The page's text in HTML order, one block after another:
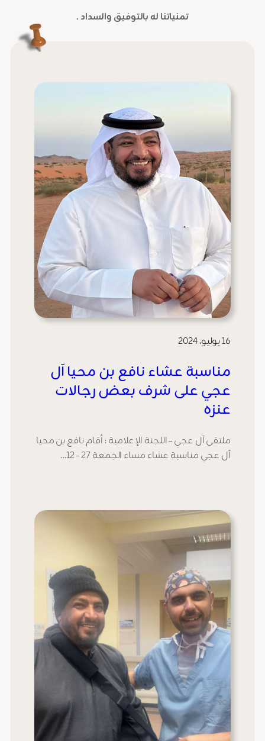
تمنياتنا له بالتوفيق والسداد .
16 يوليو، 2024
مناسبة عشاء نافع بن محيا آل
عجي على شرف بعض رجالات
عنزه
ملتقى آل عجي – اللجنة الإعلامية : أقام نافع بن محيا
آل عجي مناسبة عشاء مساء الجمعة 27 – 12…